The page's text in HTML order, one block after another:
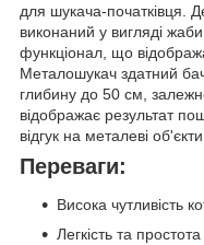
для шукача-початківця.
виконаний у вигляді
функціонал, що
Металошукач здатний
глибину до 50 см,
відображає результат
відгук на металеві об'єкти.
Переваги:
Висока чутливість
Легкість та